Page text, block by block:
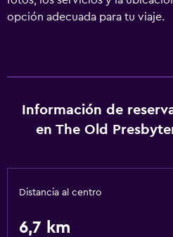
opción adecuada para tu viaje.
Información de
en The Old
Distancia al centro
6,7 km